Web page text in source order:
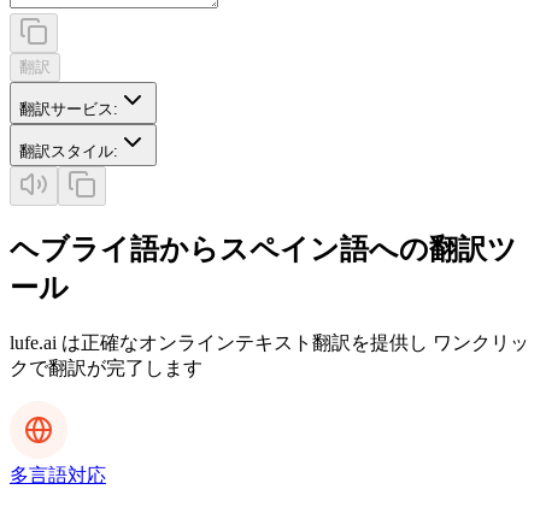
翻訳
翻訳サービス :
翻訳スタイル:
ヘブライ語からスペイン語への翻訳ツ
ール
lufe.ai は正確なオンラインテキスト翻訳を提供し ワンクリッ
クで翻訳が完了します
多言語対応